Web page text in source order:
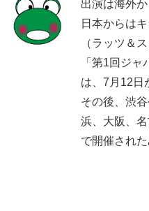
出演は海外
日本からは
（ラッツ＆
「第1回ジャ
は、7月12日
その後、渋
浜、大阪、
で開催され